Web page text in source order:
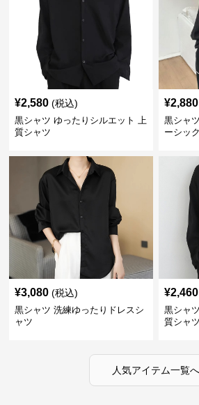
¥2,580 (税込)
黒シャツ ゆったりシルエット 上
質シャツ
¥2,880
黒シャ
ーシッ
¥3,080 (税込)
黒シャツ 洗練ゆったりドレスシ
ャツ
¥2,460
黒シャ
質シャツ
人気アイテム一覧へ